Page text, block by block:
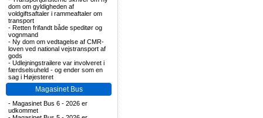
dom om gyldigheden af
voldgiftsaftaler i rammeaftaler om
transport
- Retten frifandt både speditør og
vognmand
- Ny dom om vedtagelse af CMR-
loven ved national vejstransport af
gods
- Udlejningstrailere var involveret i
færdselsuheld - og ender som en
sag i Højesteret
Magasinet Bus
- Magasinet Bus 6 - 2026 er
udkommet